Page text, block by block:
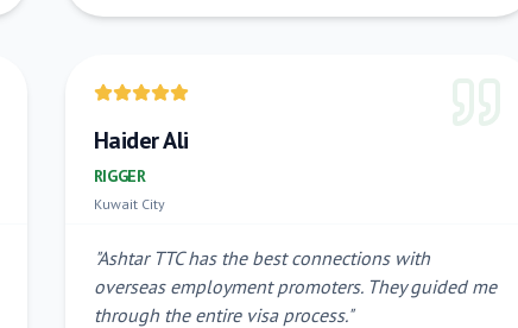
Haider Ali
RIGGER
Kuwait City
Ashtar TTC has the best connections with
overseas employment promoters. They guided me
through the entire visa process."